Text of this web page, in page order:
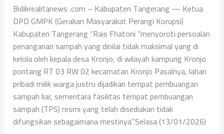
Bidikrealitanews .com – Kabupaten Tangerang — Ketua
DPD GMPK (Gerakan Masyarakat Perangi Korupsi)
Kabupaten Tangerang “Rais Fhatoni “menyoroti persoalan
penanganan sampah yang dinilai tidak maksimal yang di
kelola oleh kepala desa Kronjo, di wilayah kampung Kronjo
pontang RT 03 RW 02 kecamatan Kronjo Pasalnya, lahan
pribadi milik warga justru dijadikan tempat pembuangan
sampah liar, sementara fasilitas tempat pembuangan
sampah (TPS) resmi yang telah disediakan tidak
difungsikan sebagaimana mestinya”.Selasa (13/01/2026)